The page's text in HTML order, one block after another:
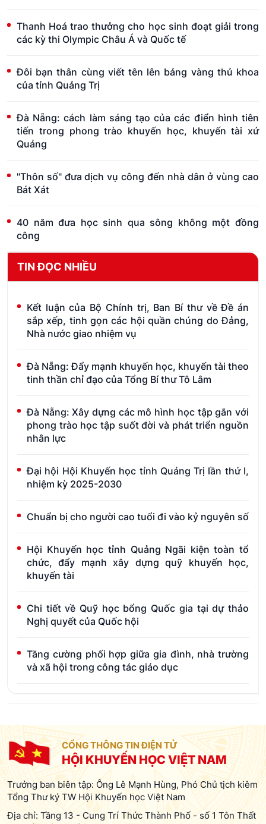
Thanh Hoá trao thưởng cho học sinh đoạt giải trong
các kỳ thi Olympic Châu Á và Quốc tế
Đôi bạn thân cùng viết tên lên bảng vàng thủ khoa
của tỉnh Quảng Trị
Đà Nẵng: cách làm sáng tạo của các điển hình tiên
tiến trong phong trào khuyến học, khuyến tài xứ
Quảng
"Thôn số" đưa dịch vụ công đến nhà dân ở vùng cao
Bát Xát
40 năm đưa học sinh qua sông không một đồng
công
TIN ĐỌC NHIỀU
Kết luận của Bộ Chính trị, Ban Bí thư về Đề án
sắp xếp, tinh gọn các hội quần chúng do Đảng,
Nhà nước giao nhiệm vụ
Đà Nẵng: Đẩy mạnh khuyến học, khuyến tài theo
tinh thần chỉ đạo của Tổng Bí thư Tô Lâm
Đà Nẵng: Xây dựng các mô hình học tập gắn với
phong trào học tập suốt đời và phát triển nguồn
nhân lực
Đại hội Hội Khuyến học tỉnh Quảng Trị lần thứ I,
nhiệm kỳ 2025-2030
Chuẩn bị cho người cao tuổi đi vào kỷ nguyên số
Hội Khuyến học tỉnh Quảng Ngãi kiện toàn tổ
chức, đẩy mạnh xây dựng quỹ khuyến học,
khuyến tài
Chi tiết về Quỹ học bổng Quốc gia tại dự thảo
Nghị quyết của Quốc hội
Tăng cường phối hợp giữa gia đình, nhà trường
và xã hội trong công tác giáo dục
CỔNG THÔNG TIN ĐIỆN TỬ
HỘI KHUYẾN HỌC VIỆT NAM
Trưởng ban biên tập: Ông Lê Mạnh Hùng, Phó Chủ tịch kiêm
Tổng Thư ký TW Hội Khuyến học Việt Nam
Địa chỉ: Tầng 13 - Cung Trí Thức Thành Phố - số 1 Tôn Thất